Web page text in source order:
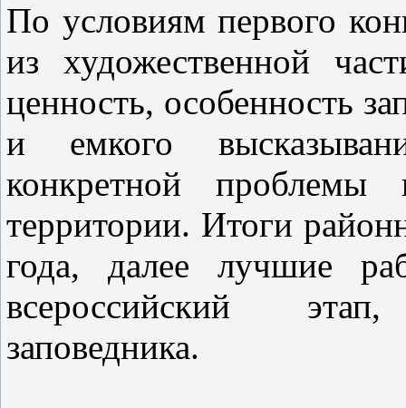
По условиям первого
из художественной
ценность, особенность
и емкого
конкретной проблемы
территории. Итоги
года, далее лучшие
всероссийский
заповедника.